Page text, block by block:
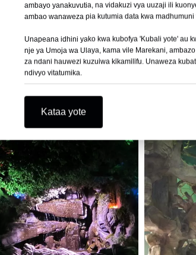
ambayo yanakuvutia, na vidakuzi vya uuzaji ili
ambao wanaweza pia kutumia data kwa
Unapeana idhini yako kwa kubofya 'Kubali yote' au
nje ya Umoja wa Ulaya, kama vile Marekani,
za ndani hauwezi kuzuiwa kikamilifu. Unaweza
ndivyo vitatumika.
Kataa yote